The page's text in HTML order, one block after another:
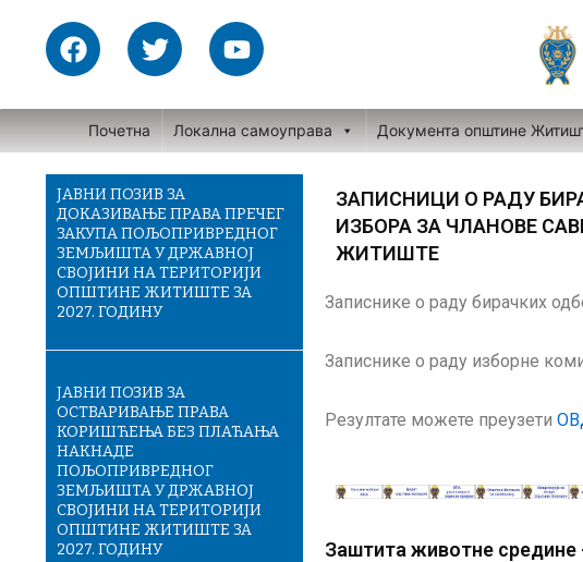
content
F
a
e
b
o
o
k
T
w
t
t
e
r
Y
o
t
u
b
Почетна Локална самоуправа Документа општине
ЈАВНИ ПОЗИВ ЗА
ДОКАЗИВАЊЕ ПРАВА ПРЕЧЕГ
ЗАКУПА ПОЉОПРИВРЕДНОГ
ЗЕМЉИШТА У ДРЖАВНОЈ
СВОЈИНИ НА ТЕРИТОРИЈИ
ОПШТИНЕ ЖИТИШТЕ ЗА
2027. ГОДИНУ
ЈАВНИ ПОЗИВ ЗА
ОСТВАРИВАЊЕ ПРАВА
КОРИШЋЕЊА БЕЗ ПЛАЋАЊА
НАКНАДЕ
ПОЉОПРИВРЕДНОГ
ЗЕМЉИШТА У ДРЖАВНОЈ
СВОЈИНИ НА ТЕРИТОРИЈИ
ОПШТИНЕ ЖИТИШТЕ ЗА
2027. ГОДИНУ
ЗАПИСНИЦИ О РАДУ
ИЗБОРА ЗА ЧЛАНОВЕ
ЖИТИШТЕ
Записнике о раду бирачких
Записнике о раду изборне
Резултате можете преузети
Заштита животне средине